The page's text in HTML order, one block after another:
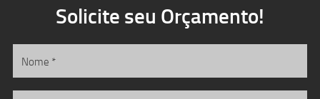
Solicite seu Orçamento!